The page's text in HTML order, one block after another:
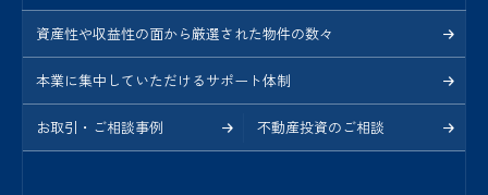
資産性や収益性の面から厳選された物件の数々
本業に集中していただけるサポート体制
お取引・ご相談事例 不動産投資のご相談